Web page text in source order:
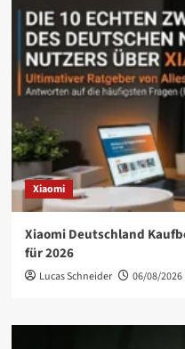
Xiaomi
Xiaomi Deutschland
für 2026
Lucas Schneider 06/08/2026